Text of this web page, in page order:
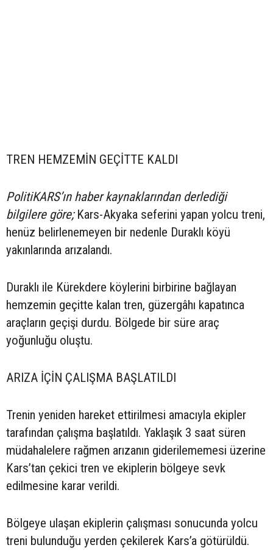
TREN HEMZEMİN GEÇİTTE KALDI
PolitiKARS’ın haber kaynaklarından derlediği
bilgilere göre;Kars-Akyaka seferini yapan yolcu treni,
henüz belirlenemeyen bir nedenle Duraklı köyü
yakınlarında arızalandı.
Duraklı ile Kürekdere köylerini birbirine bağlayan
hemzemin geçitte kalan tren, güzergâhı kapatınca
araçların geçişi durdu. Bölgede bir süre araç
yoğunluğu oluştu.
ARIZA İÇİN ÇALIŞMA BAŞLATILDI
Trenin yeniden hareket ettirilmesi amacıyla ekipler
tarafından çalışma başlatıldı. Yaklaşık 3 saat süren
müdahalelere rağmen arızanın giderilememesi üzerine
Kars’tan çekici tren ve ekiplerin bölgeye sevk
edilmesine karar verildi.
Bölgeye ulaşan ekiplerin çalışması sonucunda yolcu
treni bulunduğu yerden çekilerek Kars’a götürüldü.